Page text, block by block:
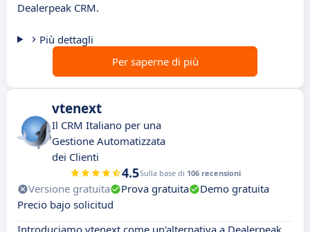
Dealerpeak CRM.
Più dettagli
Per saperne di più
vtenext
Il CRM Italiano per una
Gestione Automatizzata
dei Clienti
4.5Sulla base di 106 recensioni
Versione gratuita Prova gratuita
Demo gratuita
Precio bajo solicitud